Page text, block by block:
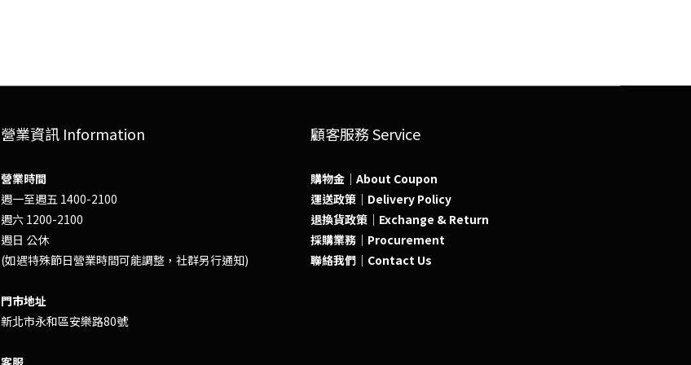
營業資訊 Information
營業時間
週一至週五 1400-2100
週六 1200-2100
週日 公休
(如遇特殊節日營業時間可能調整，社群另行通知)
門市地址
新北市永和區安樂路80號
顧客服務 Service
購物金｜About Coupon
運送政策｜Delivery Policy
退換貨政策｜Exchange & Return
採購業務｜Procurement
聯絡我們｜Contact Us